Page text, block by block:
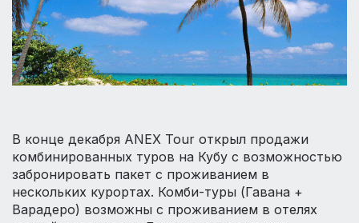
В конце декабря ANEX Tour открыл продажи
комбинированных туров на Кубу с возможностью
забронировать пакет с проживанием в
нескольких курортах. Комби-туры (Гавана +
Варадеро) возможны с проживанием в отелях